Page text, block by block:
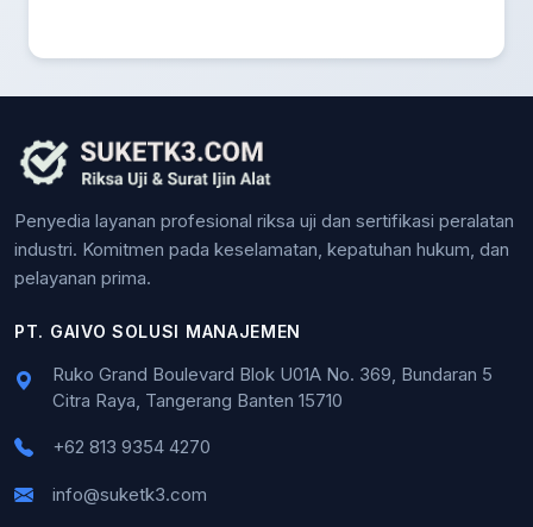
Penyedia layanan profesional riksa uji dan sertifikasi peralatan
industri. Komitmen pada keselamatan, kepatuhan hukum, dan
pelayanan prima.
PT. GAIVO SOLUSI MANAJEMEN
Ruko Grand Boulevard Blok U01A No. 369, Bundaran 5
Citra Raya, Tangerang Banten 15710
+62 813 9354 4270
info@suketk3.com